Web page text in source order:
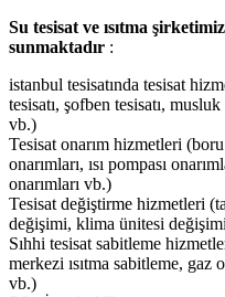
Su tesisat ve ısıtma
sunmaktadır :
istanbul tesisatında tesisat
tesisatı, şofben tesisatı,
vb.)
Tesisat onarım hizmetleri
onarımları, ısı pompası
onarımları vb.)
Tesisat değiştirme hizmetleri
değişimi, klima ünitesi
Sıhhi tesisat sabitleme
merkezi ısıtma sabitleme, gaz
vb.)